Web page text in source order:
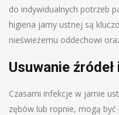
do indywidualnych potrzeb
higiena jamy ustnej są
nieświeżemu oddechowi
Usuwanie
Czasami infekcje w jamie
zębów lub ropnie, mogą